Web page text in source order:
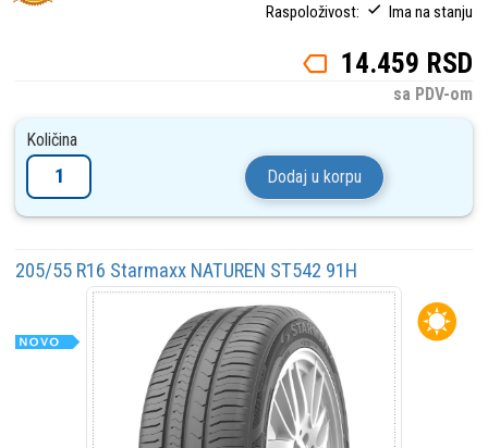
Raspoloživost: Ima na stanju
14.459 RSD
sa PDV-om
Količina
Dodaj u korpu
205/55 R16 Starmaxx NATUREN ST542 91H